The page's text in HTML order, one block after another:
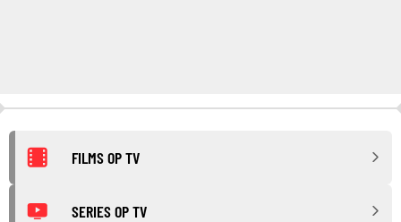
FILMS OP TV
SERIES OP TV